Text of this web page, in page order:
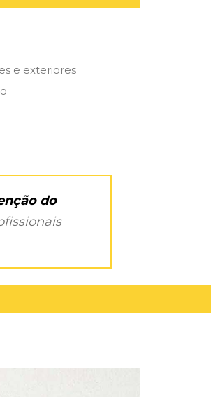
e exteriores
do